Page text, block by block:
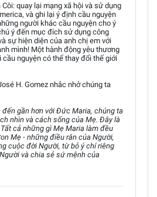
quay lại mạng xã hội và sử dụng
và ghi lại ý định cầu nguyện
người khác cầu nguyện cho ý
ý đến mục đích sử dụng công
sự hiện diện của anh chị em với
mình! Một hành động yêu thương
nguyện có thể thay đổi thế giới
H. Gomez nhắc nhở chúng ta
đến gần hơn với Đức Maria, chúng ta
nhìn và cách sống của Mẹ. Đây là
cả những gì Mẹ Maria làm đều
Mẹ - những điều răn của Người,
cuộc đời Người, từ bỏ ý chí riêng
và chia sẻ sứ mệnh của